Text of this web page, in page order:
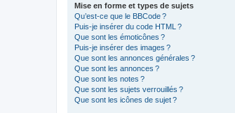
Mise en forme et types de sujets
Qu’est-ce que le BBCode ?
Puis-je insérer du code HTML ?
Que sont les émoticônes ?
Puis-je insérer des images ?
Que sont les annonces générales ?
Que sont les annonces ?
Que sont les notes ?
Que sont les sujets verrouillés ?
Que sont les icônes de sujet ?